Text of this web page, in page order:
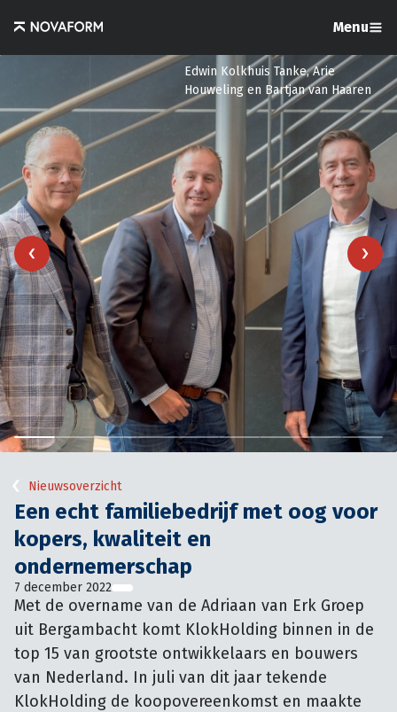
Menu
Edwin Kolkhuis Tanke, Arie
Houweling en Bartjan van Haaren
Nieuwsoverzicht
Een echt familiebedrijf met oog voor
kopers, kwaliteit en
ondernemerschap
7 december 2022
Met de overname van de Adriaan van Erk Groep
uit Bergambacht komt KlokHolding binnen in de
top 15 van grootste ontwikkelaars en bouwers
van Nederland. In juli van dit jaar tekende
KlokHolding de koopovereenkomst en maakte